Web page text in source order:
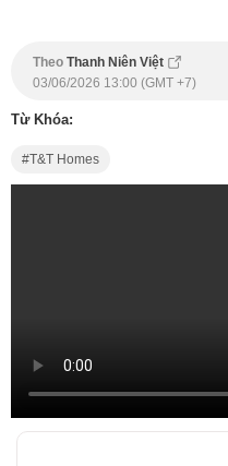
Theo Thanh Niên Việt
03/06/2026 13:00 (GMT +7)
Từ Khóa:
T&T Homes